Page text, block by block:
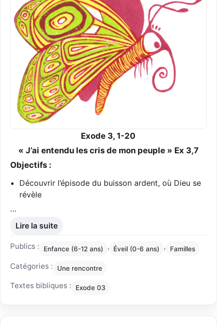
Exode 3, 1-20
« J’ai entendu les cris de mon peuple » Ex 3,7
Objectifs :
Découvrir l’épisode du buisson ardent, où Dieu se
révèle
…
Lire la suite
Publics : Enfance (6-12 ans) , Éveil (0-6 ans) , Familles
Catégories : Une rencontre
Textes bibliques : Exode 03